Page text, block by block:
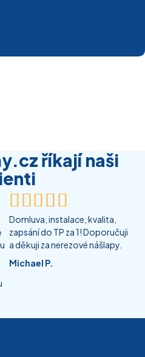
říkají naši

Domluva, instalace, kvalita,
zapsání do TP za 1! Doporučuji
a děkuji za nerezové nášlapy.
Michael P.